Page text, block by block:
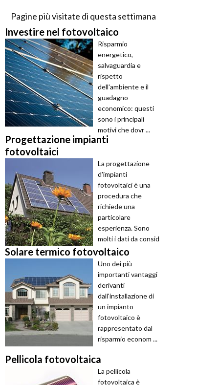
Pagine più visitate di questa settimana
Investire nel fotovoltaico
Risparmio
energetico,
salvaguardia e
rispetto
dell'ambiente e il
guadagno
economico: questi
sono i principali
motivi che dovr ...
Progettazione impianti
fotovoltaici
La progettazione
d'impianti
fotovoltaici è una
procedura che
richiede una
particolare
esperienza. Sono
molti i dati da consid
...
Solare termico fotovoltaico
Uno dei più
importanti vantaggi
derivanti
dall'installazione di
un impianto
fotovoltaico è
rappresentato dal
risparmio econom ...
Pellicola fotovoltaica
La pellicola
fotovoltaica è